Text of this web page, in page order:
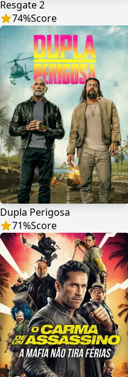
Resgate 2
74%Score
Dupla Perigosa
71%Score